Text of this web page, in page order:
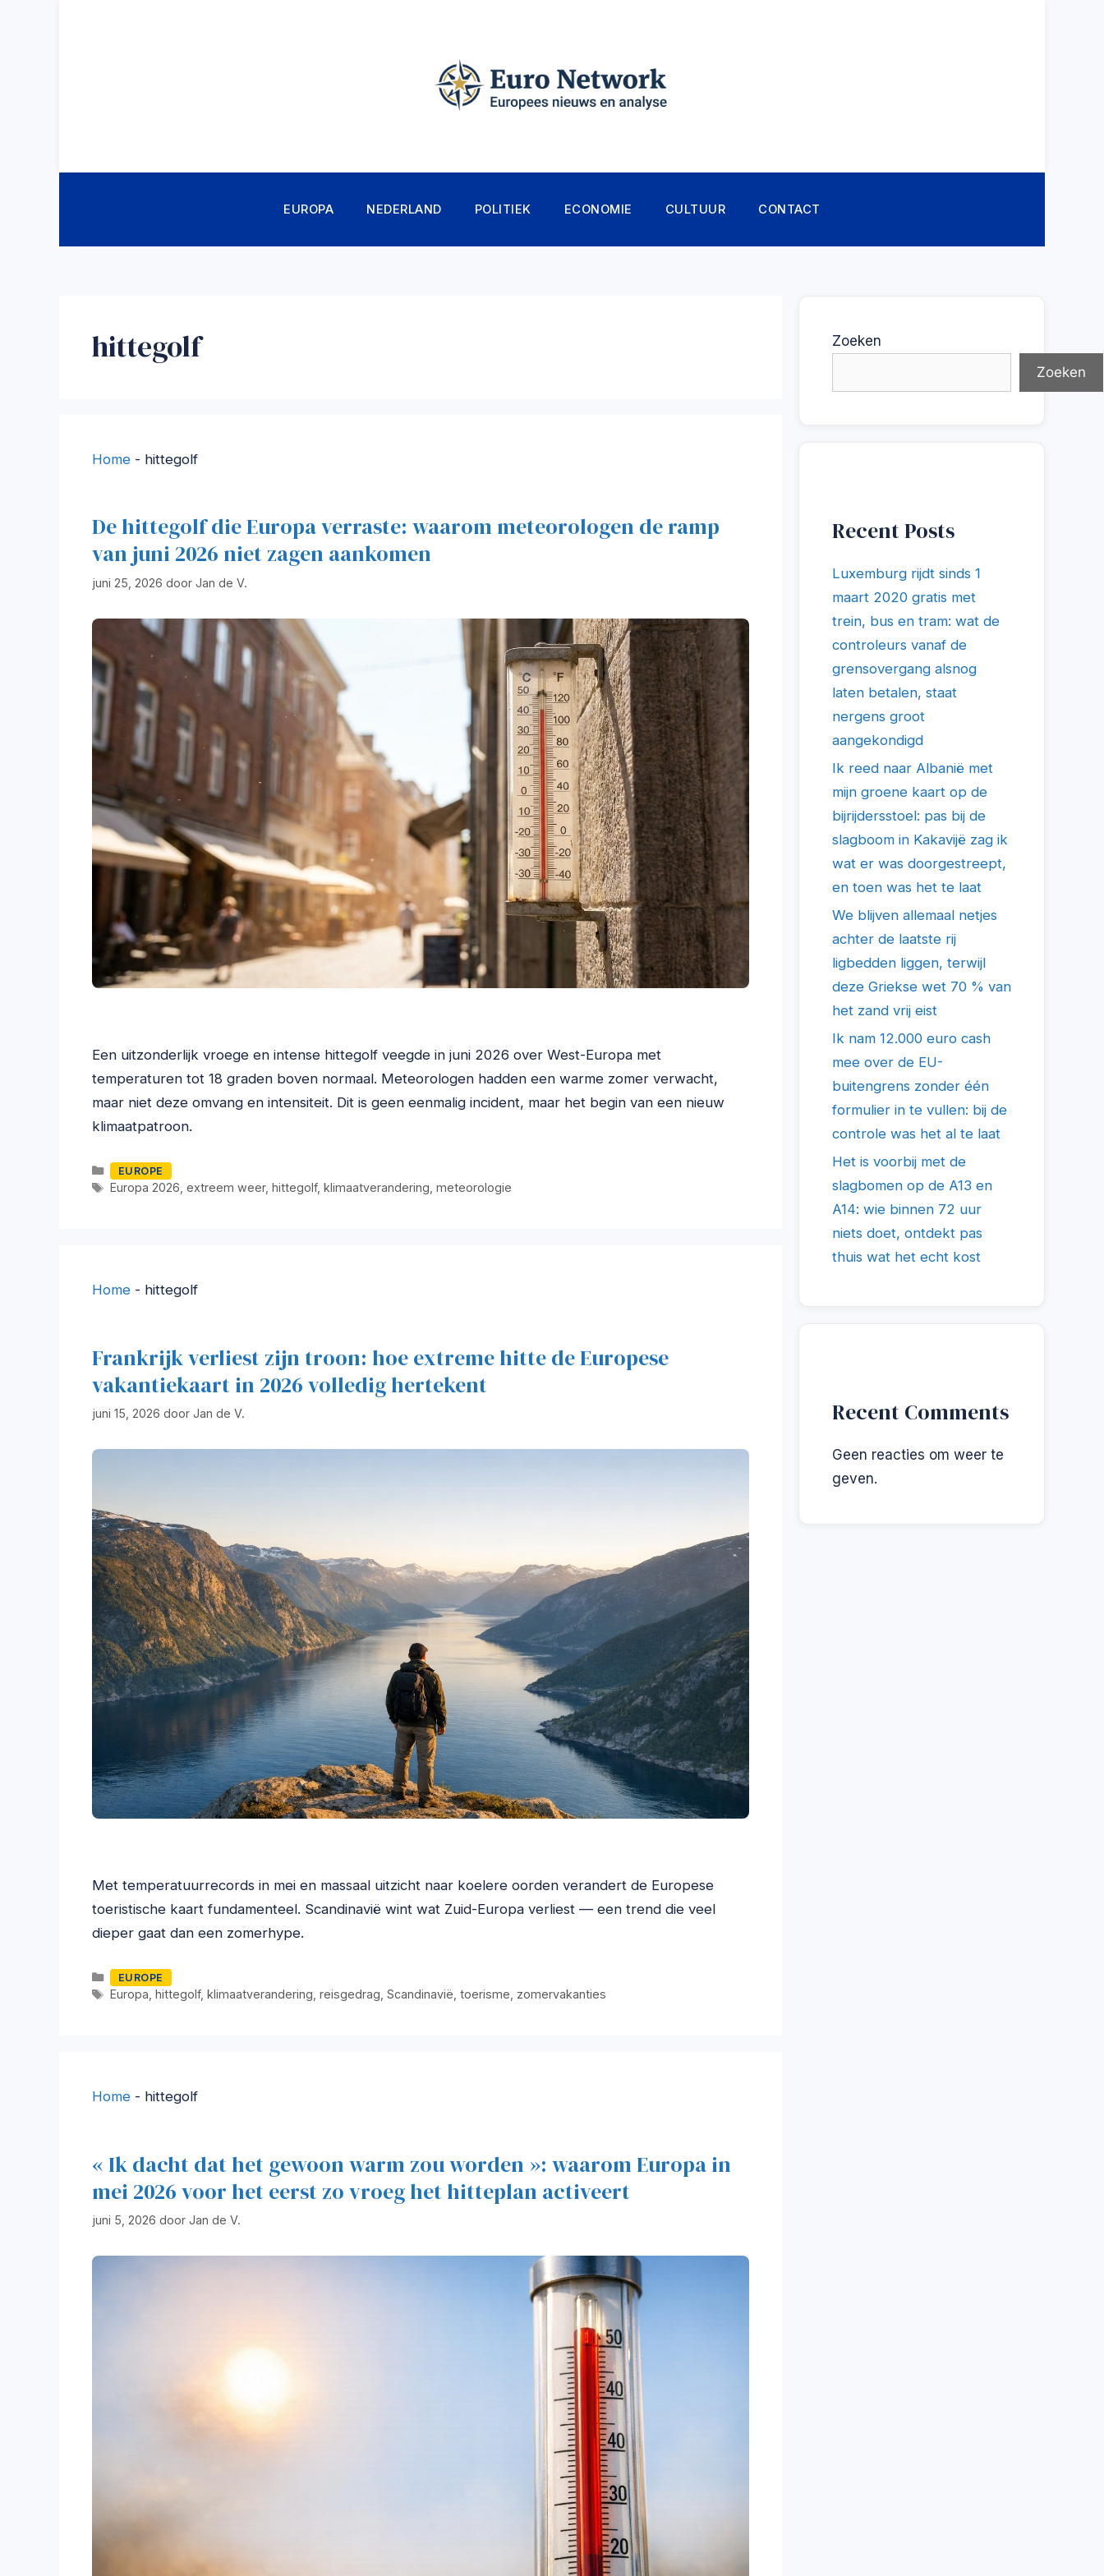
EUROPA NEDERLAND POLITIEK ECONOMIE CULTUUR CONTACT
hittegolf
Home - hittegolf
De hittegolf die Europa verraste: waarom meteorologen de ramp
van juni 2026 niet zagen aankomen
juni 25, 2026 door Jan de V.
Een uitzonderlijk vroege en intense hittegolf veegde in juni 2026 over West-Europa met
temperaturen tot 18 graden boven normaal. Meteorologen hadden een warme zomer verwacht,
maar niet deze omvang en intensiteit. Dit is geen eenmalig incident, maar het begin van een nieuw
klimaatpatroon.
Categorieën
EUROPE
Tags
Europa 2026, extreem weer, hittegolf, klimaatverandering, meteorologie
Home - hittegolf
Frankrijk verliest zijn troon: hoe extreme hitte de Europese
vakantiekaart in 2026 volledig hertekent
juni 15, 2026 door Jan de V.
Met temperatuurrecords in mei en massaal uitzicht naar koelere oorden verandert de Europese
toeristische kaart fundamenteel. Scandinavië wint wat Zuid-Europa verliest — een trend die veel
dieper gaat dan een zomerhype.
Categorieën
EUROPE
Tags
Europa, hittegolf, klimaatverandering, reisgedrag, Scandinavië, toerisme, zomervakanties
Home - hittegolf
« Ik dacht dat het gewoon warm zou worden »: waarom Europa in
mei 2026 voor het eerst zo vroeg het hitteplan activeert
juni 5, 2026 door Jan de V.
Zoeken
Zoeken
Recent Posts
Luxemburg rijdt sinds 1
maart 2020 gratis met
trein, bus en tram: wat de
controleurs vanaf de
grensovergang alsnog
laten betalen, staat
nergens groot
aangekondigd
Ik reed naar Albanië met
mijn groene kaart op de
bijrijdersstoel: pas bij de
slagboom in Kakavijë zag ik
wat er was doorgestreept,
en toen was het te laat
We blijven allemaal netjes
achter de laatste rij
ligbedden liggen, terwijl
deze Griekse wet 70 % van
het zand vrij eist
Ik nam 12.000 euro cash
mee over de EU-
buitengrens zonder één
formulier in te vullen: bij de
controle was het al te laat
Het is voorbij met de
slagbomen op de A13 en
A14: wie binnen 72 uur
niets doet, ontdekt pas
thuis wat het echt kost
Recent Comments
Geen reacties om weer te
geven.